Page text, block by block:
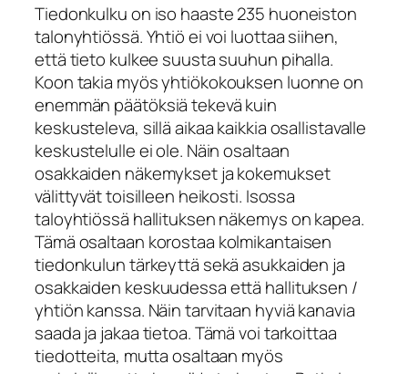
Tiedonkulku on iso haaste 235 huoneiston
talonyhtiössä. Yhtiö ei voi luottaa siihen,
että tieto kulkee suusta suuhun pihalla.
Koon takia myös yhtiökokouksen luonne on
enemmän päätöksiä tekevä kuin
keskusteleva, sillä aikaa kaikkia osallistavalle
keskustelulle ei ole. Näin osaltaan
osakkaiden näkemykset ja kokemukset
välittyvät toisilleen heikosti. Isossa
taloyhtiössä hallituksen näkemys on kapea.
Tämä osaltaan korostaa kolmikantaisen
tiedonkulun tärkeyttä sekä asukkaiden ja
osakkaiden keskuudessa että hallituksen /
yhtiön kanssa. Näin tarvitaan hyviä kanavia
saada ja jakaa tietoa. Tämä voi tarkoittaa
tiedotteita, mutta osaltaan myös